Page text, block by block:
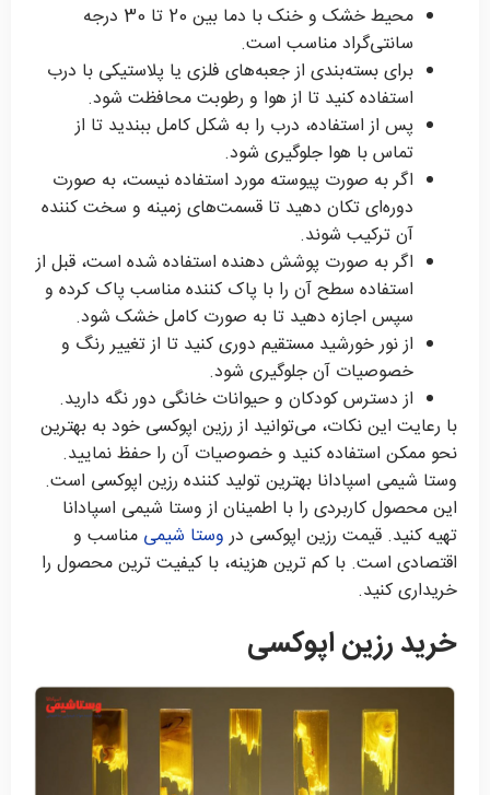
محیط خشک و خنک با دما بین 20 تا 30 درجه
سانتی‌گراد مناسب است.
برای بسته‌بندی از جعبه‌های فلزی یا پلاستیکی با درب
استفاده کنید تا از هوا و رطوبت محافظت شود.
پس از استفاده، درب را به شکل کامل ببندید تا از
تماس با هوا جلوگیری شود.
اگر به صورت پیوسته مورد استفاده نیست، به صورت
دوره‌ای تکان دهید تا قسمت‌های زمینه و سخت کننده
آن ترکیب شوند.
اگر به صورت پوشش دهنده استفاده شده است، قبل از
استفاده سطح آن را با پاک کننده مناسب پاک کرده و
سپس اجازه دهید تا به صورت کامل خشک شود.
از نور خورشید مستقیم دوری کنید تا از تغییر رنگ و
خصوصیات آن جلوگیری شود.
از دسترس کودکان و حیوانات خانگی دور نگه دارید.
با رعایت این نکات، می‌توانید از رزین اپوکسی خود به بهترین
نحو ممکن استفاده کنید و خصوصیات آن را حفظ نمایید.
وستا شیمی اسپادانا بهترین تولید کننده رزین اپوکسی است.
این محصول کاربردی را با اطمینان از وستا شیمی اسپادانا
تهیه کنید. قیمت رزین اپوکسی دروستا شیمی مناسب و
اقتصادی است. با کم ترین هزینه، با کیفیت ترین محصول را
خریداری کنید.
خرید رزین اپوکسی